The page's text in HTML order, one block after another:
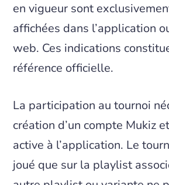
en vigueur sont
affichées dans l’application
web. Ces indications
référence officielle.
La participation au tournoi
création d’un compte Mukiz
active à l’application. Le
joué que sur la playlist